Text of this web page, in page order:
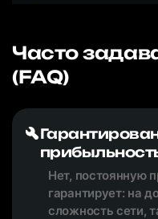
Часто
(FAQ)
Нет, постоянную
гарантирует: на
сложность сети,